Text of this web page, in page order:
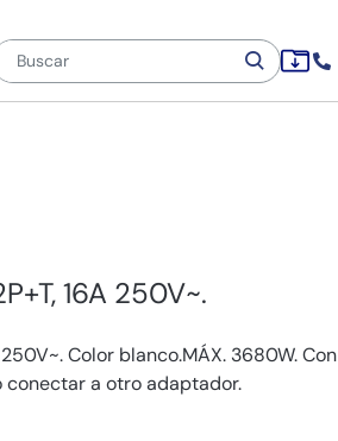
16A 250V~.
Color blanco.MÁX. 3680W. Con
a otro adaptador.